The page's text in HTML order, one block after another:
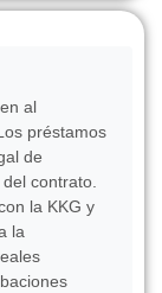
al
préstamos
de
contrato.
la KKG y
la